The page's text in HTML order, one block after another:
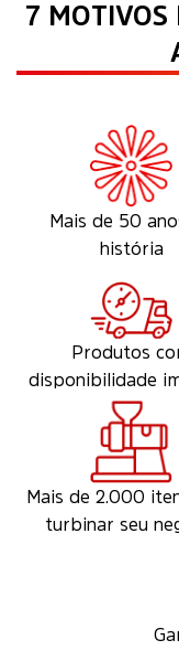
7 MOTIVOS
Mais de 50
história
Produtos
disponibilidade
Mais de 2.000
turbinar seu